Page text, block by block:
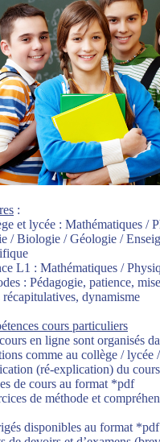
:
et lycée : Mathématiques /
/ Biologie / Géologie /
L1 : Mathématiques /
: Pédagogie, patience,
récapitulatives, dynamisme
cours particuliers
en ligne sont organisés
comme au collège / lycée
(ré-explication) du
de cours au format *pdf
de méthode et
disponibles au format *pdf